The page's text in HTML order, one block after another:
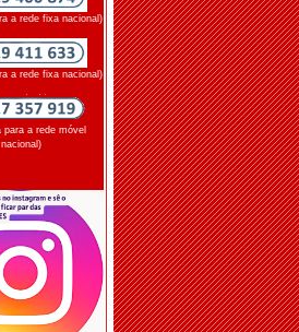
a rede fixa nacional)
a rede fixa nacional)
para a rede móvel
nacional)